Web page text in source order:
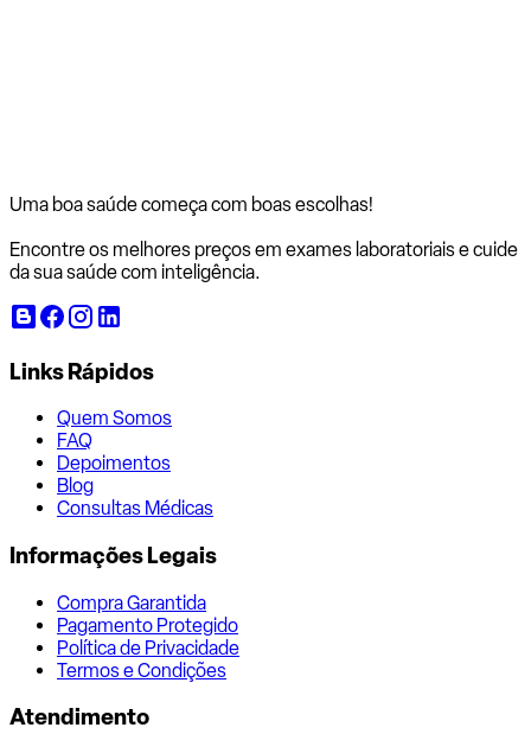
Uma boa saúde começa com boas escolhas!
Encontre os melhores preços em exames laboratoriais e cuide
da sua saúde com inteligência.
Links Rápidos
Quem Somos
FAQ
Depoimentos
Blog
Consultas Médicas
Informações Legais
Compra Garantida
Pagamento Protegido
Política de Privacidade
Termos e Condições
Atendimento